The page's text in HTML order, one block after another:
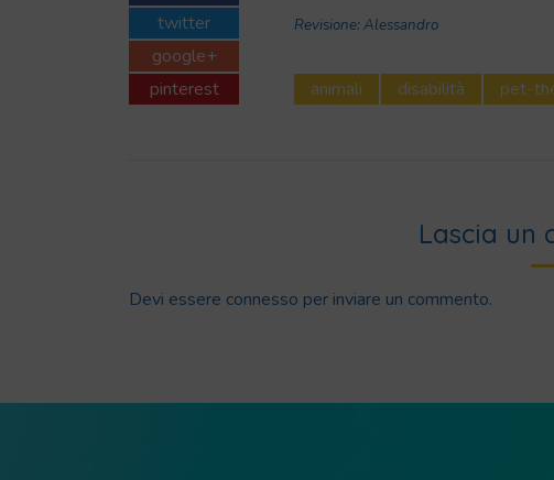
twitter
google+
pinterest
Revisione:Alessandro
animali disabilità pet-
Lascia un
Devi essere connesso per inviare un commento.